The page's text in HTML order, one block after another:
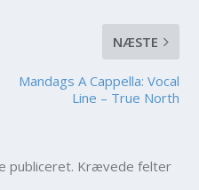
NÆSTE
Mandags A Cappella: Vocal
Line – True North
publiceret. Krævede felter